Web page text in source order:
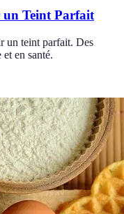
Teint Parfait
un teint parfait. Des
en santé.